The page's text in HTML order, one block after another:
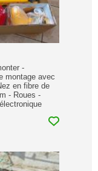
-
montage avec
en fibre de
- Roues -